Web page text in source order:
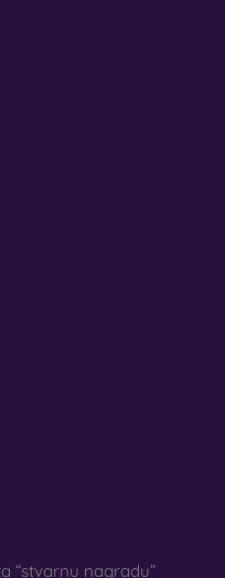
“stvarnu nagradu”